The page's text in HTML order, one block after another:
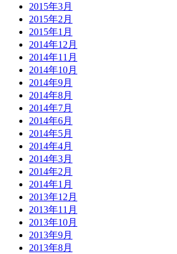
2015年3月
2015年2月
2015年1月
2014年12月
2014年11月
2014年10月
2014年9月
2014年8月
2014年7月
2014年6月
2014年5月
2014年4月
2014年3月
2014年2月
2014年1月
2013年12月
2013年11月
2013年10月
2013年9月
2013年8月